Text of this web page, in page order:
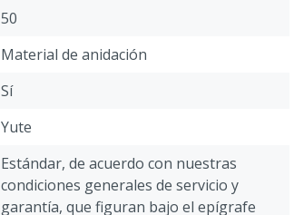
50
Material de anidación
Sí
Yute
Estándar, de acuerdo con nuestras
condiciones generales de servicio y
garantía, que figuran bajo el epígrafe